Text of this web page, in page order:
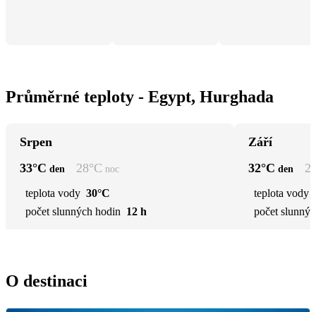
Průměrné teploty - Egypt, Hurghada
Srpen
33°C den 28°C noc
teplota vody 30°C
počet slunných hodin 12 h
Září
32°C den
teplota vody
počet
O destinaci